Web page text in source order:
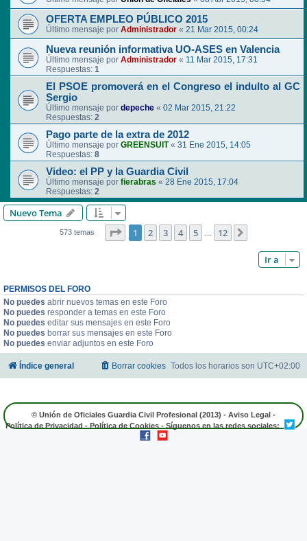
OFERTA EMPLEO PÚBLICO 2015
Último mensaje por Administrador « 21 Mar 2015, 00:24
Nueva reunión informativa UO-ASES en Valencia
Último mensaje por Administrador « 11 Mar 2015, 17:31
Respuestas: 1
El PSOE promoverá en el Congreso el indulto al GC
Sergio
Último mensaje por depeche « 02 Mar 2015, 21:22
Respuestas: 2
Pago parte de la extra de 2012
Último mensaje por GREENSUIT« 31 Ene 2015, 14:05
Respuestas: 8
Video: el PP y la Guardia Civil
Último mensaje por fierabras « 28 Ene 2015, 17:04
Respuestas: 2
Nuevo Tema
573 temas Página de 12
1 2 3 4 5 … 12
Ir a
PERMISOS DEL FORO
No puedes abrir nuevos temas en este Foro
No puedes responder a temas en este Foro
No puedes editar sus mensajes en este Foro
No puedes borrar sus mensajes en este Foro
No puedes enviar adjuntos en este Foro
Índice general Todos los horarios son UTC+02:00
Borrar cookies
© Unión de Oficiales Guardia Civil Profesional (2013) - Aviso Legal -
Política de Privacidad-Política de Cookies- Síguenos en las redes sociales: